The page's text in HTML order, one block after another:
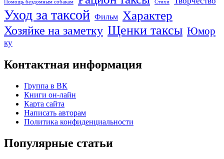
Помощь бездомным собакам Стихи
Уход за таксой Фильм Характер
Хозяйке на заметку Щенки таксы Юмор
ку
Контактная информация
Группа в ВК
Книги он-лайн
Карта сайта
Написать авторам
Политика конфиденциальности
Популярные статьи